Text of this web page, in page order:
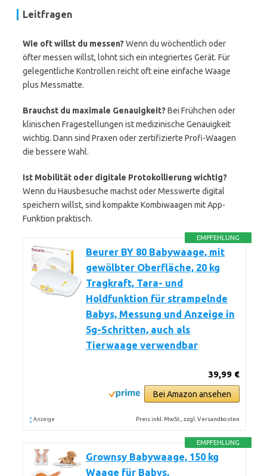
Leitfragen
Wie oft willst du messen? Wenn du wöchentlich oder
öfter messen willst, lohnt sich ein integriertes Gerät. Für
gelegentliche Kontrollen reicht oft eine einfache Waage
plus Messmatte.
Brauchst du maximale Genauigkeit? Bei Frühchen oder
klinischen Fragestellungen ist medizinische Genauigkeit
wichtig. Dann sind Praxen oder zertifizierte Profi-Waagen
die bessere Wahl.
Ist Mobilität oder digitale Protokollierung wichtig?
Wenn du Hausbesuche machst oder Messwerte digital
speichern willst, sind kompakte Kombiwaagen mit App-
Funktion praktisch.
EMPFEHLUNG
Beurer BY 80 Babywaage, mit
gewölbter Oberfläche, 20 kg
Tragkraft, Tara- und
Holdfunktion für strampelnde
Babys, Messung und Anzeige in
5g-Schritten, auch als
Tierwaage verwendbar
39,99 €
Bei Amazon ansehen
* Anzeige Preis inkl. MwSt., zzgl. Versandkosten
EMPFEHLUNG
Grownsy Babywaage, 150 kg
Waage für Babys,